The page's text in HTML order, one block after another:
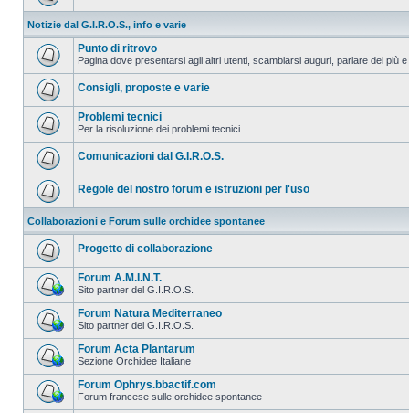
Notizie dal G.I.R.O.S., info e varie
Punto di ritrovo
Pagina dove presentarsi agli altri utenti, scambiarsi auguri, parlare del più
Consigli, proposte e varie
Problemi tecnici
Per la risoluzione dei problemi tecnici...
Comunicazioni dal G.I.R.O.S.
Regole del nostro forum e istruzioni per l'uso
Collaborazioni e Forum sulle orchidee spontanee
Progetto di collaborazione
Forum A.M.I.N.T.
Sito partner del G.I.R.O.S.
Forum Natura Mediterraneo
Sito partner del G.I.R.O.S.
Forum Acta Plantarum
Sezione Orchidee Italiane
Forum Ophrys.bbactif.com
Forum francese sulle orchidee spontanee